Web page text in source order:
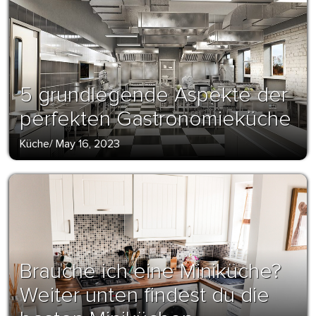
5 grundlegende Aspekte der
perfekten Gastronomieküche
Küche/ May 16, 2023
Brauche ich eine Miniküche?
Weiter unten findest du die